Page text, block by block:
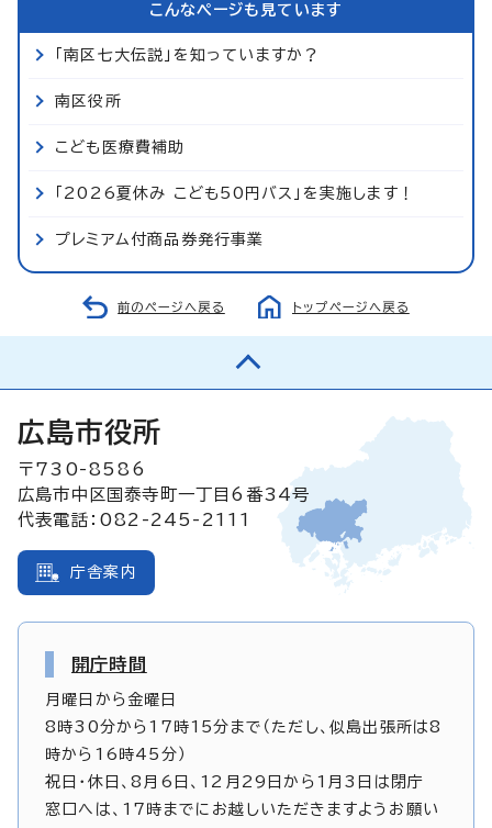
こんなページも見ています
「南区七大伝説」を知っていますか？
南区役所
こども医療費補助
「2026夏休み こども50円バス」を実施します！
プレミアム付商品券発行事業
前のページへ戻る トップページへ戻る
広島市役所
〒730-8586
広島市中区国泰寺町一丁目6番34号
代表電話：082-245-2111
庁舎案内
開庁時間
月曜日から金曜日
8時30分から17時15分まで（ただし、似島出張所は8
時から16時45分）
祝日・休日、8月6日、12月29日から1月3日は閉庁
窓口へは、17時までにお越しいただきますようお願い